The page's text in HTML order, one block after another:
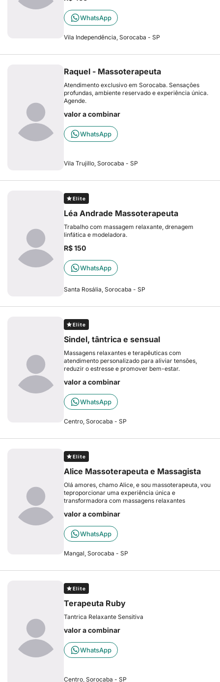
WhatsApp
Vila Independência, Sorocaba - SP
Raquel - Massoterapeuta
Atendimento exclusivo em Sorocaba. Sensações
profundas, ambiente reservado e experiência única.
Agende.
valor a combinar
WhatsApp
Vila Trujillo, Sorocaba - SP
Elite
Léa Andrade Massoterapeuta
Trabalho com massagem relaxante, drenagem
linfática e modeladora.
R$ 150
WhatsApp
Santa Rosália, Sorocaba - SP
Elite
Sindel, tântrica e sensual
Massagens relaxantes e terapêuticas com
atendimento personalizado para aliviar tensões,
reduzir o estresse e promover bem-estar.
valor a combinar
WhatsApp
Centro, Sorocaba - SP
Elite
Alice Massoterapeuta e Massagista
Olá amores, chamo Alice, e sou massoterapeuta, vou
teproporcionar uma experiência única e
transformadora com massagens relaxantes
valor a combinar
WhatsApp
Mangal, Sorocaba - SP
Elite
Terapeuta Ruby
Tantrica Relaxante Sensitiva
valor a combinar
WhatsApp
Centro, Sorocaba - SP